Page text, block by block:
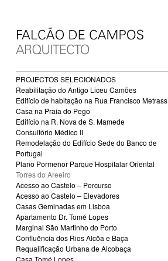
PROJECTOS SELECIONADOS
Reabilitação do Antigo Liceu Camões
Edifício de habitação na Rua Francisco Metrass
Casa na Praia do Pego
Edifício na R. Nova de S. Mamede
Consultório Médico II
Remodelação do Edifício Sede do Banco de
Portugal
Plano Pormenor Parque Hospitalar Oriental
Torres do Areeiro
Acesso ao Castelo – Percurso
Acesso ao Castelo – Elevadores
Casas Geminadas em Lisboa
Apartamento Dr. Tomé Lopes
Marginal São Martinho do Porto
Confluência dos Rios Alcôa e Baça
Requalificação Urbana de Alcobaça
Casa Tomé Lopes